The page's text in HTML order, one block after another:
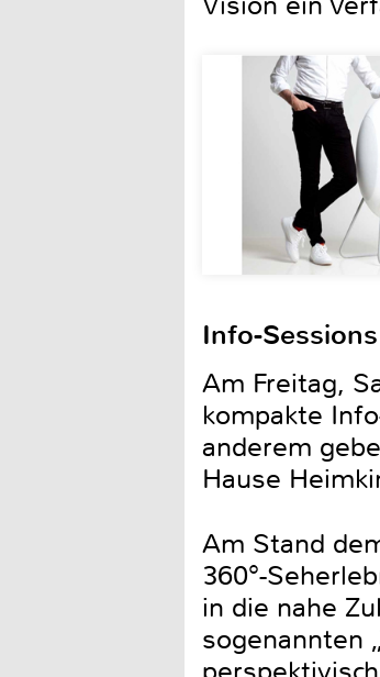
Info-
Am Freitag,
kompakte
anderem
Hause
Am Stand
360°-
in die nahe
sogenannten